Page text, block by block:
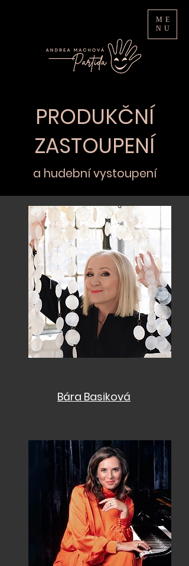
ME
NU
PRODUKČNÍ
ZASTOUPENÍ
a hudební vystoupení
Bára Basiková